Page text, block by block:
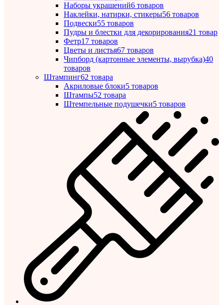
Наборы украшений6 товаров
Наклейки, натирки, стикеры56 товаров
Подвески55 товаров
Пудры и блестки для декорирования21 товар
Фетр17 товаров
Цветы и листья67 товаров
Чипборд (картонные элементы, вырубка)40
товаров
Штампинг62 товара
Акриловые блоки5 товаров
Штампы52 товара
Штемпельные подушечки5 товаров